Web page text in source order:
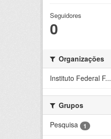
Seguidores
0
Organizações
Instituto Federal F...
Grupos
Pesquisa
1